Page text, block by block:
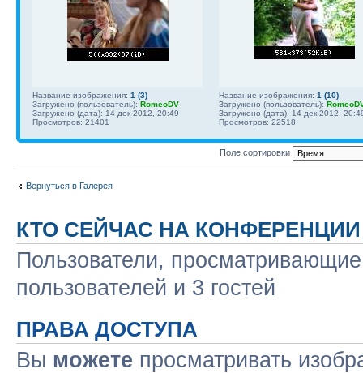
Название изображения: 1 (3)
Загружено (пользователь): RomeoDV
Загружено (дата): 14 дек 2012, 20:49
Просмотров: 21401
Название изображения: 1 (10)
Загружено (пользователь):
Загружено (дата): 14 дек 2012,
Просмотров: 22518
Поле сортировки
Вернуться в Галерея
КТО СЕЙЧАС НА КОНФЕРЕНЦИИ
Пользователи,
пользователей и 3 гостей
ПРАВА ДОСТУПА
Вы можете просматривать